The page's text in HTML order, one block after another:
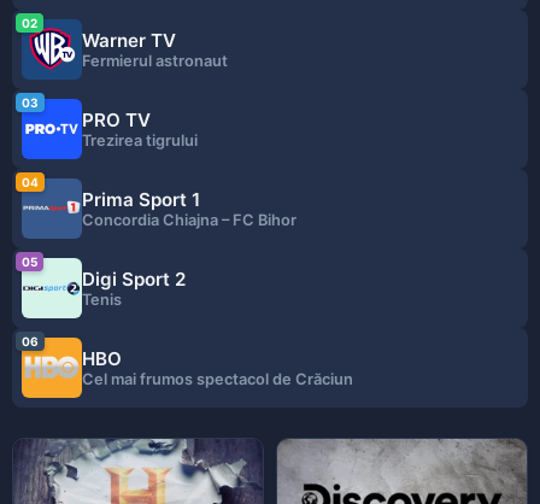
02
Warner TV
Fermierul astronaut
03
PRO TV
Trezirea tigrului
04
Prima Sport 1
Concordia Chiajna – FC Bihor
05
Digi Sport 2
Tenis
06
HBO
Cel mai frumos spectacol de Crăciun